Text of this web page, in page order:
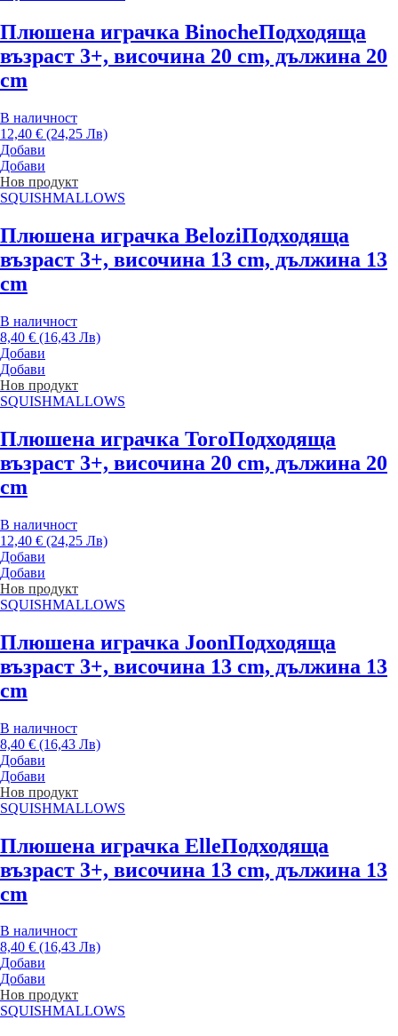
Плюшена играчка BinocheПодходяща
възраст 3+, височина 20 cm, дължина 20
cm
В наличност
12,40 € (24,25 Лв)
Добави
Добави
Нов продукт
SQUISHMALLOWS
Плюшена играчка BeloziПодходяща
възраст 3+, височина 13 cm, дължина 13
cm
В наличност
8,40 € (16,43 Лв)
Добави
Добави
Нов продукт
SQUISHMALLOWS
Плюшена играчка ToroПодходяща
възраст 3+, височина 20 cm, дължина 20
cm
В наличност
12,40 € (24,25 Лв)
Добави
Добави
Нов продукт
SQUISHMALLOWS
Плюшена играчка JoonПодходяща
възраст 3+, височина 13 cm, дължина 13
cm
В наличност
8,40 € (16,43 Лв)
Добави
Добави
Нов продукт
SQUISHMALLOWS
Плюшена играчка ElleПодходяща
възраст 3+, височина 13 cm, дължина 13
cm
В наличност
8,40 € (16,43 Лв)
Добави
Добави
Нов продукт
SQUISHMALLOWS